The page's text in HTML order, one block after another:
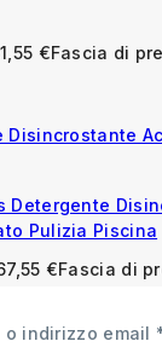
€Fascia di
Detergente
Pulizia Piscina
€Fascia di
o indirizzo email